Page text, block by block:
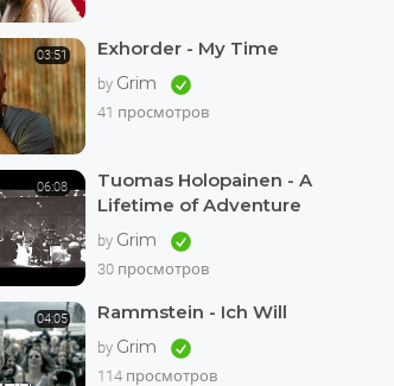
03:51 Exhorder - My Time
by Grim
41 просмотров
06:08
Tuomas Holopainen - A
Lifetime of Adventure
by Grim
30 просмотров
04:05 Rammstein - Ich Will
by Grim
114 просмотров